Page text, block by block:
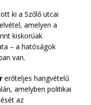
ki a Szőlő utcai
amelyen a
kiskorúak
– a hatóságok
van.
erőteljes hangvételű
amelyben politikai
az